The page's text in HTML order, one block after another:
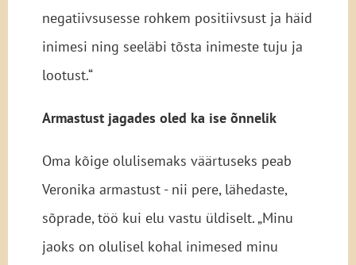
negatiivsusesse rohkem positiivsust ja häid
inimesi ning seeläbi tõsta inimeste tuju ja
lootust.“
Armastust jagades oled ka ise õnnelik
Oma kõige olulisemaks väärtuseks peab
Veronika armastust - nii pere, lähedaste,
sõprade, töö kui elu vastu üldiselt. „Minu
jaoks on olulisel kohal inimesed minu